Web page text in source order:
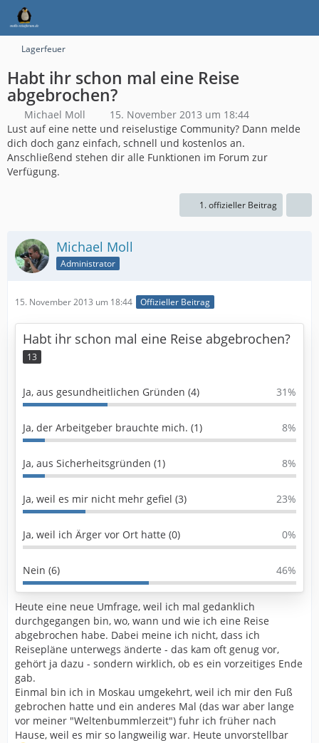
Lagerfeuer
Habt ihr schon mal eine Reise
abgebrochen?
Michael Moll
15. November 2013 um 18:44
Lust auf eine nette und reiselustige Community? Dann melde
dich doch ganz einfach, schnell und kostenlos an.
Anschließend stehen dir alle Funktionen im Forum zur
Verfügung.
1. offizieller Beitrag
Michael Moll
Administrator
15. November 2013 um 18:44 Offizieller Beitrag
Habt ihr schon mal eine Reise abgebrochen?
13
Ja, aus gesundheitlichen Gründen (4) 31%
Ja, der Arbeitgeber brauchte mich. (1) 8%
Ja, aus Sicherheitsgründen (1) 8%
Ja, weil es mir nicht mehr gefiel (3) 23%
Ja, weil ich Ärger vor Ort hatte (0) 0%
Nein (6) 46%
Heute eine neue Umfrage, weil ich mal gedanklich
durchgegangen bin, wo, wann und wie ich eine Reise
abgebrochen habe. Dabei meine ich nicht, dass ich
Reisepläne unterwegs änderte - das kam oft genug vor,
gehört ja dazu - sondern wirklich, ob es ein vorzeitiges Ende
gab.
Einmal bin ich in Moskau umgekehrt, weil ich mir den Fuß
gebrochen hatte und ein anderes Mal (das war aber lange
vor meiner "Weltenbummlerzeit") fuhr ich früher nach
Hause, weil es mir so langweilig war. Heute unvorstellbar